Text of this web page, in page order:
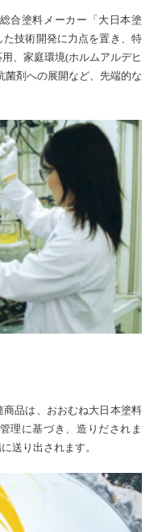
合塗料メーカー「大日本塗
技術開発に力点を置き、特
、家庭環境(ホルムアルデヒ
菌剤への展開など、先端的な
品は、おおむね大日本塗料
理に基づき、造りだされま
送り出されます。